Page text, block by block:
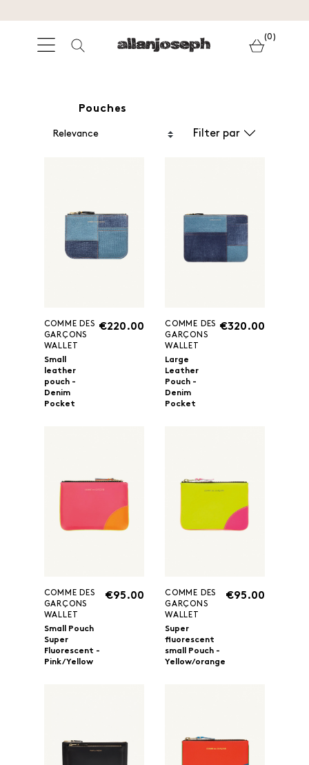
(0)
Pouches
Filter par
COMME DES
GARÇONS
WALLET
Small
leather
pouch -
Denim
Pocket
€220.00
COMME DES
GARÇONS
WALLET
Large
Leather
Pouch -
Denim
Pocket
€320.00
COMME DES
GARÇONS
WALLET
Small Pouch
Super
Fluorescent -
Pink/Yellow
€95.00
COMME DES
GARÇONS
WALLET
Super
fluorescent
small Pouch -
Yellow/orange
€95.00